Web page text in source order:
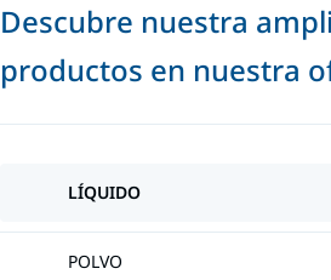
Descubre nuestra
productos en nuestra
LÍQUIDO
POLVO